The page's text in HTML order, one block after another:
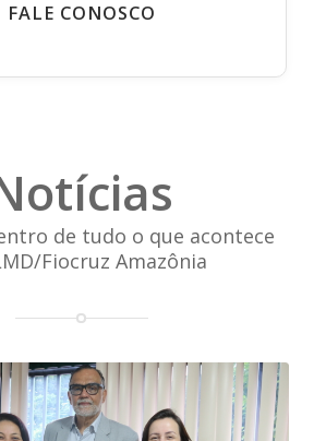
FALE CONOSCO
de tudo o que acontece
Fiocruz Amazônia